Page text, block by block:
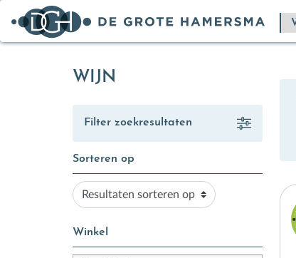
WIJN
Filter zoekresultaten
Sorteren op
Resultaten
sorteren
Winkel